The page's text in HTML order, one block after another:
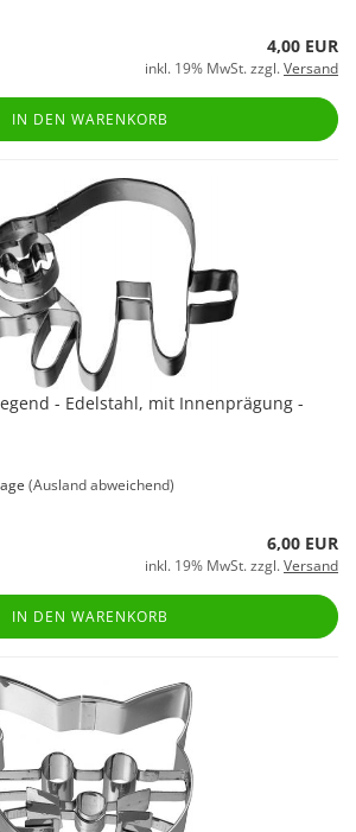
4,00 EUR
inkl. 19% MwSt. zzgl.Versand
IN DEN WARENKORB
- Edelstahl, mit Innenprägung -
(Ausland abweichend)
6,00 EUR
inkl. 19% MwSt. zzgl.Versand
IN DEN WARENKORB